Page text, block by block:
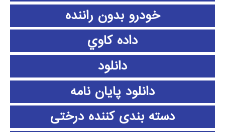
خودرو بدون راننده
داده كاوي
دانلود
دانلود پايان نامه
دسته بندی کننده درختی